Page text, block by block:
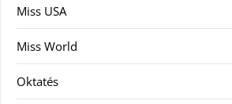
Miss USA
Miss World
Oktatés